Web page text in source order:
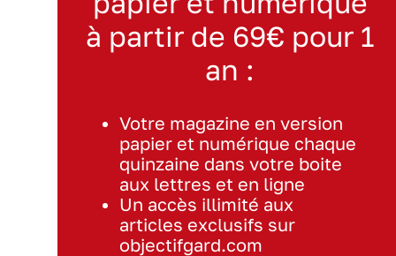
à partir de 69€ pour 1
an :
Votre magazine en version
papier et numérique chaque
quinzaine dans votre boite
aux lettres et en ligne
Un accès illimité aux
articles exclusifs sur
objectifgard.com